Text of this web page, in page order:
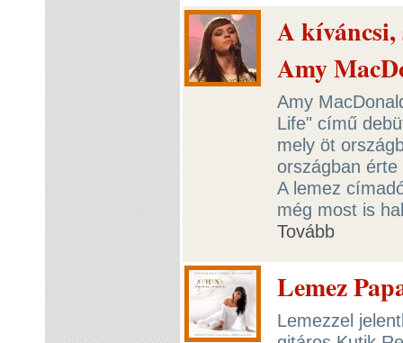
A kíváncsi,
Amy
Amy
Life" című
mely öt
országban
A lemez
még most is
Tovább
Lemez
Lemezzel